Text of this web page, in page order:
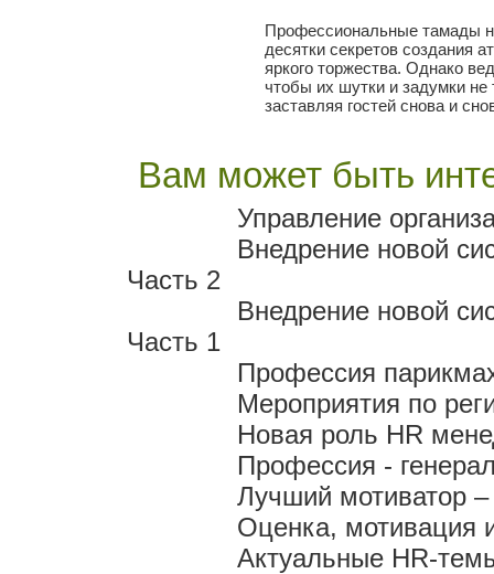
Профессиональные тамады
десятки секретов создания
яркого торжества. Однако
чтобы их шутки и задумки
заставляя гостей снова и
Вам может быть
Управление
Внедрение новой
Часть 2
Внедрение новой
Часть 1
Профессия
Мероприятия по
Новая роль HR
Профессия -
Лучший мотиватор –
Оценка, мотивация
Актуальные HR-